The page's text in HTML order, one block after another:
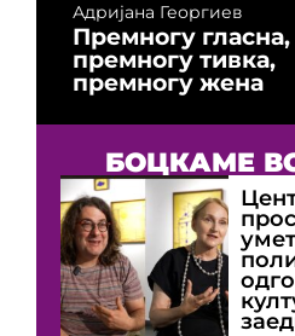
Адријана Георгиев
Премногу гласна,
премногу тивка,
премногу жена
БОЦКАМЕ